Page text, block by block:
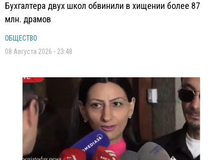
Бухгалтера двух школ обвинили в хищении более 87
млн. драмов
ОБЩЕСТВО
08 Августа 2026 - 23:48